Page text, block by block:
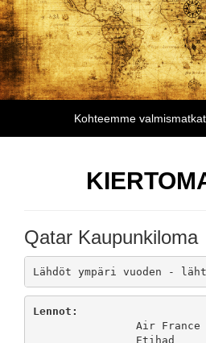
Qatar Kaupunkiloma
Lennot: